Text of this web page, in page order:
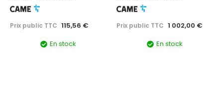
Prix public TTC 115,56 €
En stock
Prix public TTC 1 002,00 €
En stock